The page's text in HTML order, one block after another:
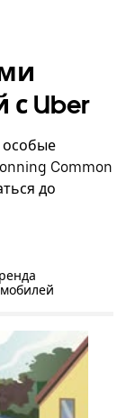
с Uber
особые
Common
до